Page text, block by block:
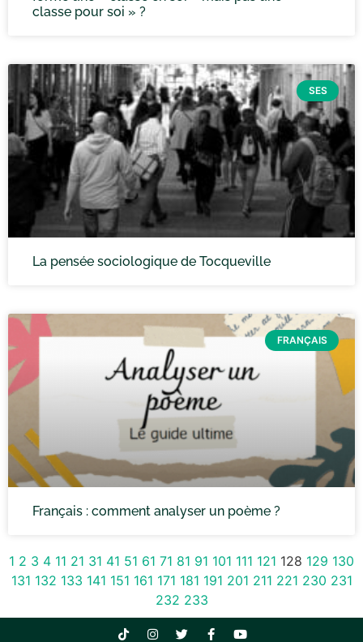
classe pour soi » ?
SES
La pensée sociologique de Tocqueville
FRANÇAIS
Français : comment analyser un poème ?
1 2 3 4 11 21 31 41 51 61 71 81 91 101 111 121 128 129 130
131 132 133 141 151 161 171 181 191 201 211 221 230 231
232 233